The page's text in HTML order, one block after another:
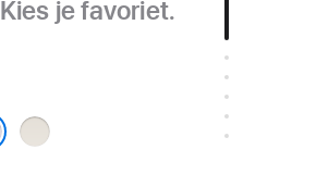
Kies je favoriet.
Sterrenlicht